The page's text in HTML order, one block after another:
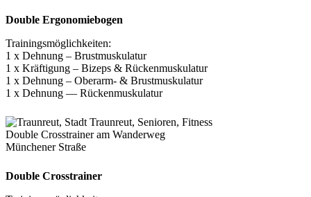
Double Ergonomiebogen
Trainingsmöglichkeiten:
1 x Dehnung – Brustmuskulatur
1 x Kräftigung – Bizeps & Rückenmuskulatur
1 x Dehnung – Oberarm- & Brustmuskulatur
1 x Dehnung — Rückenmuskulatur
Double Crosstrainer am Wanderweg
Münchener Straße
Double Crosstrainer